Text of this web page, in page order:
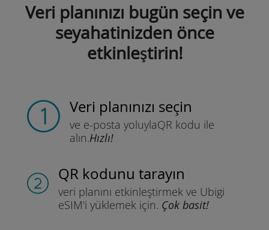
Veri planınızı bugün seçin ve
seyahatinizden önce
etkinleştirin!
Veri planınızı seçin
ve e-posta yoluylaQR kodu ile
alın.Hızlı!
QR kodunu tarayın
veri planını etkinleştirmek ve Ubigi
eSIM'i yüklemek için. Çok basit!